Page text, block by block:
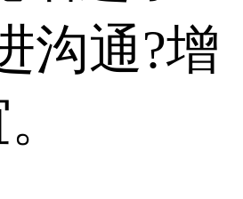
沟通?增